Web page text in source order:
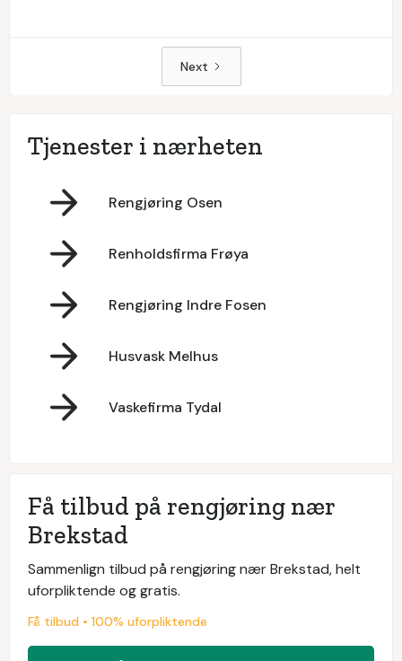
Next
Tjenester i nærheten
Rengjøring Osen
Renholdsfirma Frøya
Rengjøring Indre Fosen
Husvask Melhus
Vaskefirma Tydal
Få tilbud på rengjøring nær
Brekstad
Sammenlign tilbud på rengjøring nær Brekstad, helt
uforpliktende og gratis.
Få tilbud • 100% uforpliktende